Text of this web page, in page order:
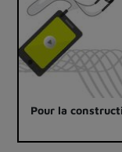
Pour la